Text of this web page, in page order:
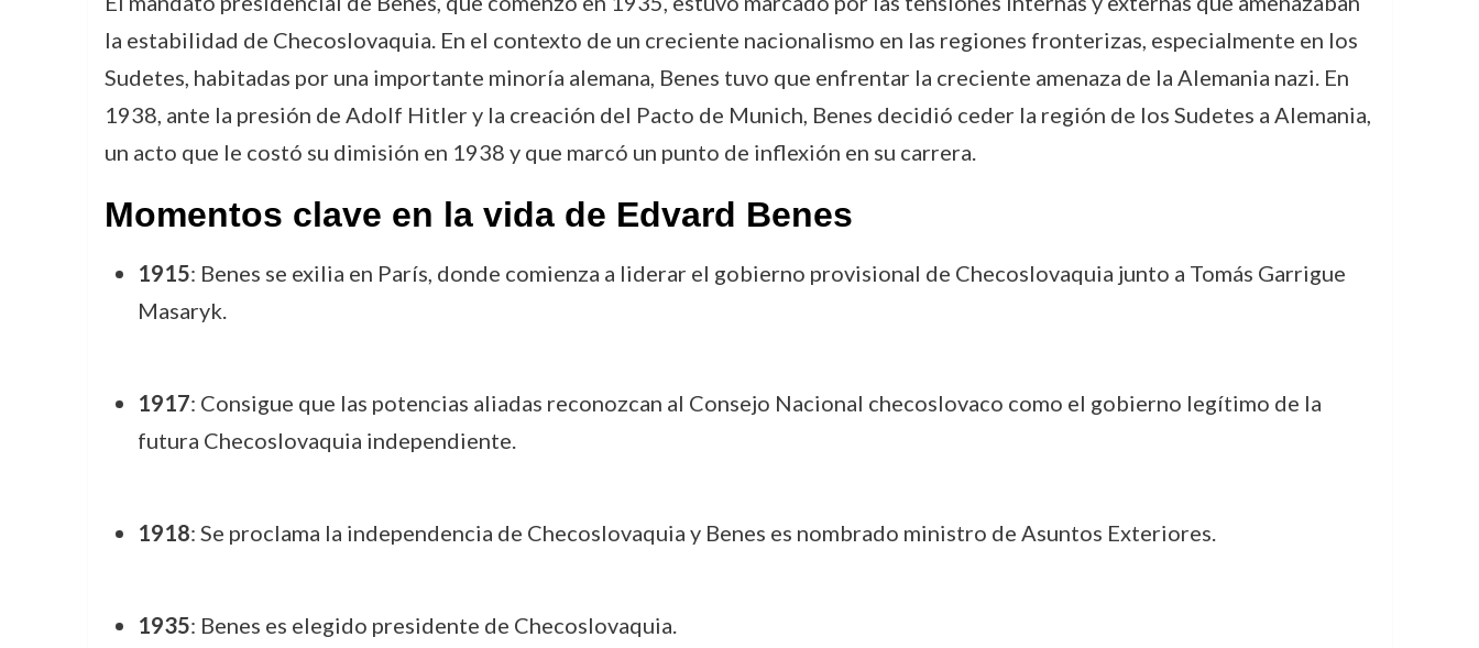
la estabilidad de Checoslovaquia. En el contexto de un creciente nacionalismo en las regiones fronterizas, especialmente en los
Sudetes, habitadas por una importante minoría alemana, Benes tuvo que enfrentar la creciente amenaza de la Alemania nazi. En
1938, ante la presión de Adolf Hitler y la creación del Pacto de Munich, Benes decidió ceder la región de los Sudetes a Alemania,
un acto que le costó su dimisión en 1938 y que marcó un punto de inflexión en su carrera.
Momentos clave en la vida de Edvard Benes
1915: Benes se exilia en París, donde comienza a liderar el gobierno provisional de Checoslovaquia junto a Tomás Garrigue
Masaryk.
1917: Consigue que las potencias aliadas reconozcan al Consejo Nacional checoslovaco como el gobierno legítimo de la
futura Checoslovaquia independiente.
1918: Se proclama la independencia de Checoslovaquia y Benes es nombrado ministro de Asuntos Exteriores.
1935: Benes es elegido presidente de Checoslovaquia.